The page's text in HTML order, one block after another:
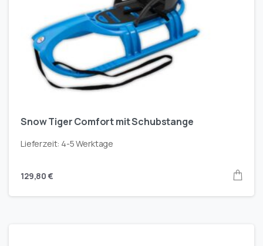
Snow Tiger Comfort mit Schubstange
Lieferzeit: 4-5 Werktage
129,80€